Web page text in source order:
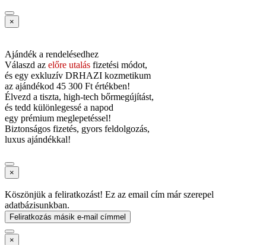
×
Ajándék a rendelésedhez
Válaszd az előre utalás fizetési módot,
és egy exkluzív DRHAZI kozmetikum
az ajándékod 45 300 Ft értékben!
Élvezd a tiszta, high-tech bőrmegújítást,
és tedd különlegessé a napod
egy prémium meglepetéssel!
Biztonságos fizetés, gyors feldolgozás,
luxus ajándékkal!
×
Köszönjük a feliratkozást! Ez az email cím már szerepel
adatbázisunkban.
Feliratkozás másik e-mail címmel
×